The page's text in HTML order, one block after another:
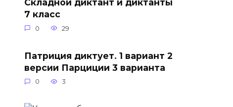
7 класс
0 29
Патриция диктует. 1 вариант 2
версии Парциции 3 варианта
0 3